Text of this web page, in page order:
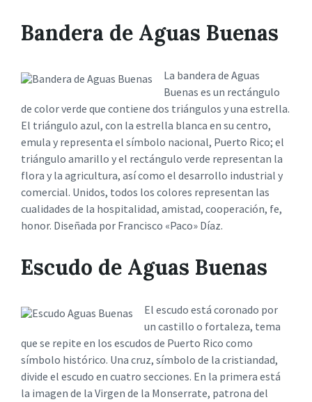
Bandera de Aguas Buenas
La bandera de Aguas
Buenas es un rectángulo
de color verde que contiene dos triángulos y una estrella.
El triángulo azul, con la estrella blanca en su centro,
emula y representa el símbolo nacional, Puerto Rico; el
triángulo amarillo y el rectángulo verde representan la
flora y la agricultura, así como el desarrollo industrial y
comercial. Unidos, todos los colores representan las
cualidades de la hospitalidad, amistad, cooperación, fe,
honor. Diseñada por Francisco «Paco» Díaz.
Escudo de Aguas Buenas
El escudo está coronado por
un castillo o fortaleza, tema
que se repite en los escudos de Puerto Rico como
símbolo histórico. Una cruz, símbolo de la cristiandad,
divide el escudo en cuatro secciones. En la primera está
la imagen de la Virgen de la Monserrate, patrona del